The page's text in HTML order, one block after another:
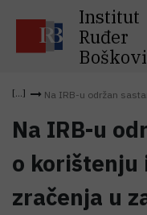
Institut
Ruđer
Na IRB-u održan
Na IRB-u
o korištenju
zračenja u